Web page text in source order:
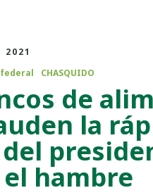
2021
CHASQUIDO
de
la
hambre